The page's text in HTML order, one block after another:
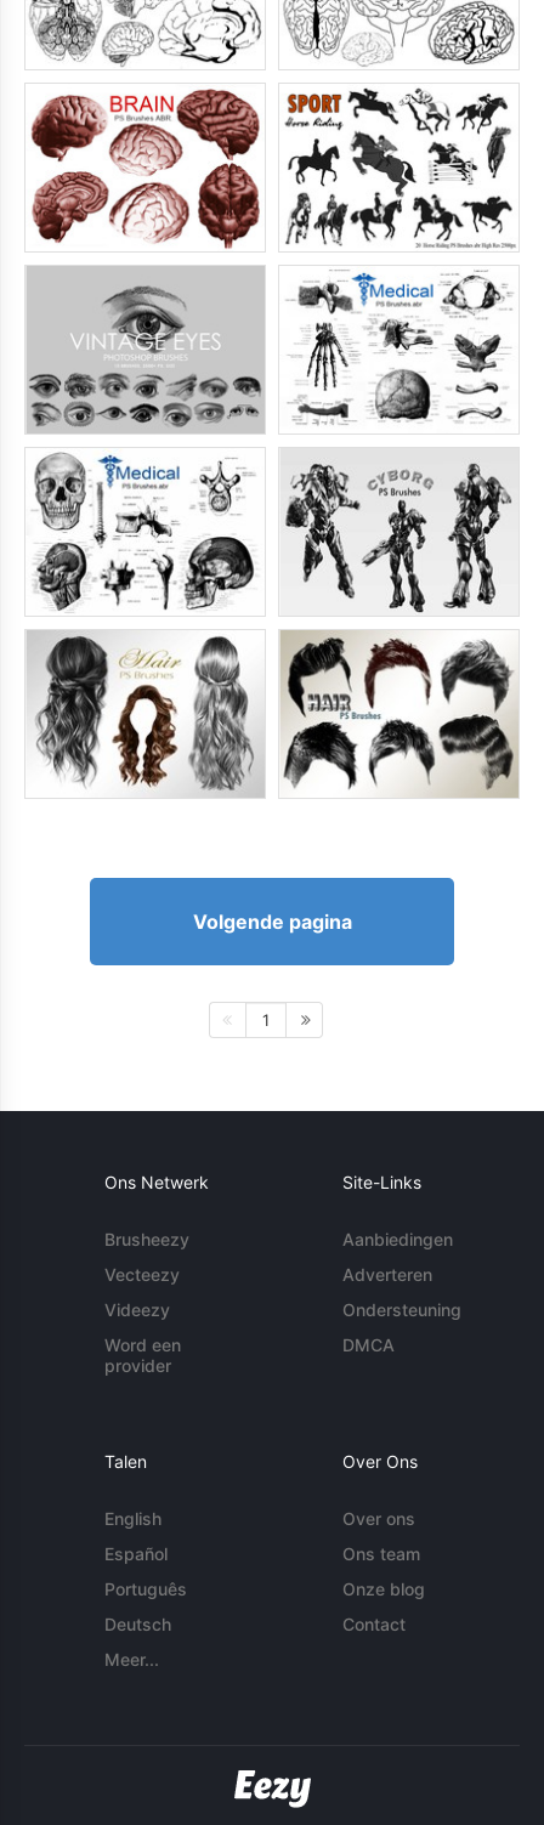
Volgende pagina
1
Ons Netwerk
Brusheezy
Vecteezy
Videezy
Word een
provider
Site-Links
Aanbiedingen
Adverteren
Ondersteuning
DMCA
Talen
English
Español
Português
Deutsch
Meer...
Over Ons
Over ons
Ons team
Onze blog
Contact